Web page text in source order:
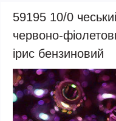
59195 10/0
червоно-
ірис бензиновий